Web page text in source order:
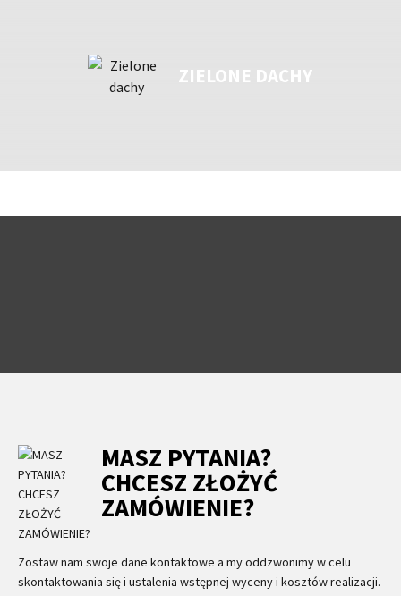
ZIELONE DACHY
MASZ PYTANIA?
CHCESZ ZŁOŻYĆ
ZAMÓWIENIE?
Zostaw nam swoje dane kontaktowe a my oddzwonimy w celu
skontaktowania się i ustalenia wstępnej wyceny i kosztów realizacji.